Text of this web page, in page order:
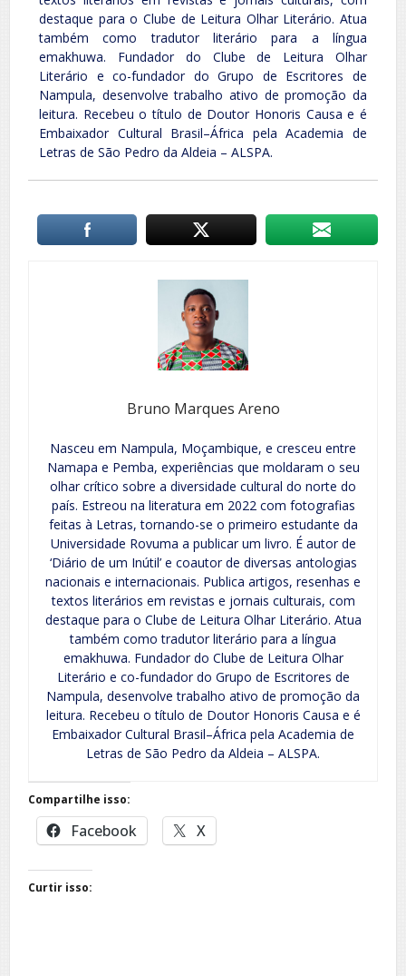
destaque para o Clube de Leitura Olhar Literário. Atua
também como tradutor literário para a língua
emakhuwa. Fundador do Clube de Leitura Olhar
Literário e co-fundador do Grupo de Escritores de
Nampula, desenvolve trabalho ativo de promoção da
leitura. Recebeu o título de Doutor Honoris Causa e é
Embaixador Cultural Brasil–África pela Academia de
Letras de São Pedro da Aldeia – ALSPA.
Bruno Marques Areno
Nasceu em Nampula, Moçambique, e cresceu entre
Namapa e Pemba, experiências que moldaram o seu
olhar crítico sobre a diversidade cultural do norte do
país. Estreou na literatura em 2022 com fotografias
feitas à Letras, tornando-se o primeiro estudante da
Universidade Rovuma a publicar um livro. É autor de
‘Diário de um Inútil’ e coautor de diversas antologias
nacionais e internacionais. Publica artigos, resenhas e
textos literários em revistas e jornais culturais, com
destaque para o Clube de Leitura Olhar Literário. Atua
também como tradutor literário para a língua
emakhuwa. Fundador do Clube de Leitura Olhar
Literário e co-fundador do Grupo de Escritores de
Nampula, desenvolve trabalho ativo de promoção da
leitura. Recebeu o título de Doutor Honoris Causa e é
Embaixador Cultural Brasil–África pela Academia de
Letras de São Pedro da Aldeia – ALSPA.
Compartilhe isso:
Facebook X
Curtir isso: